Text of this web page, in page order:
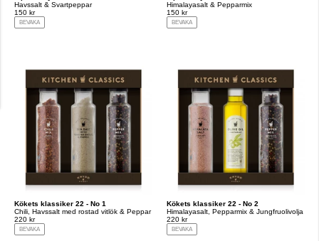
Havssalt & Svartpeppar
150 kr
BEVAKA
Himalayasalt & Pepparmix
150 kr
BEVAKA
Kökets klassiker 22 - No 1
Chili, Havssalt med rostad vitlök & Peppar
220 kr
BEVAKA
Kökets klassiker 22 - No 2
Himalayasalt, Pepparmix & Jungfruolivolja
220 kr
BEVAKA